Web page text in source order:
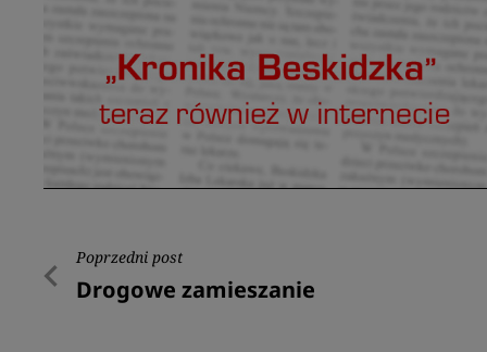
Nawigacja
wpisu
Poprzedni post
Poprzedni
Drogowe zamieszanie